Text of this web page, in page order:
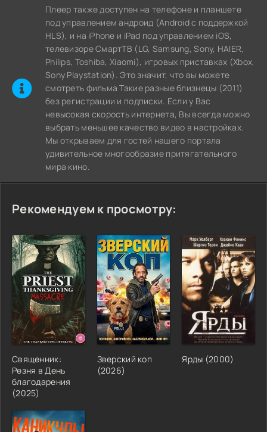
Плеер также доступен на телефоне и планшете
под управлением андроид (Android с поддержкой
HLS), и на iPhone и iPad под управлением iOS,
телевизоре СмартТВ (LG, Samsung, Sony, HAIER,
Philips, Toshiba, Xiaomi), игровых приставках (Xbox,
Sony Playstation). Это значит, что вы можете
cмотреть фильма Такие разные близнецы (2011)
без регистрации и подписки. Если у Вас
невысокая скорость интернета, Вы всегда можно
выбрать меньшее качество видео в настройках.
Мы открываем для гостей нашего портала
удивительное многообразие притягательного
мира кино.
Рекомендуем к просмотру:
Священник:
Резня в День
благодарения
(2025)
Зверский коп
(2026)
Ярды (2000)